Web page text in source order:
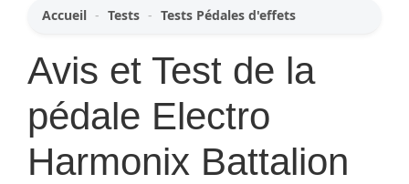
Accueil - Tests - Tests Pédales d'effets
Avis et Test de la
pédale Electro
Harmonix Battalion